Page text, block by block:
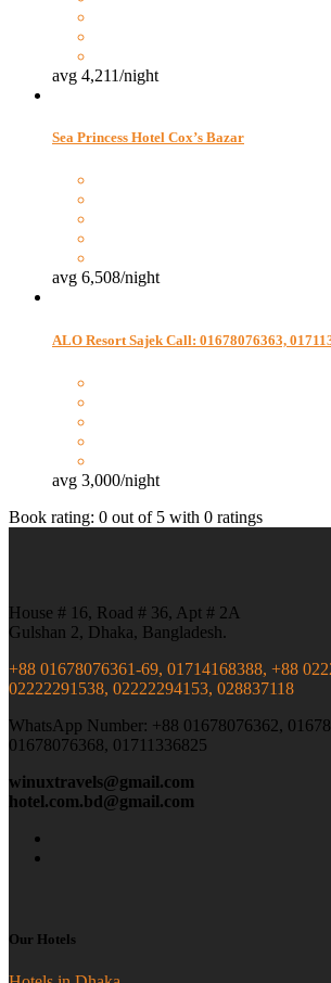
avg 4,211/night
Sea Princess Hotel Cox’s Bazar
avg 6,508/night
ALO Resort Sajek Call: 01678076363,
avg 3,000/night
Book rating: 0 out of 5 with 0 ratings
House # 16, Road # 36, Apt # 2A
Gulshan 2, Dhaka, Bangladesh.
+88 01678076361-69, 01714168388, +88
02222291538, 02222294153, 028837118
WhatsApp Number: +88 01678076362,
01678076368, 01711336825
winuxtravels@gmail.com
hotel.com.bd@gmail.com
Our Hotels